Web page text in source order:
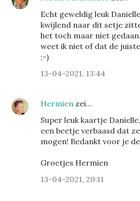
Echt geweldig leuk
kwijlend naar dit setje
het toch maar niet
weet ik niet of dat de
;-)
13-04-2021, 13:44
Hermien zei…
Super leuk kaartje
een beetje verbaasd dat
mogen! Bedankt voor je
Groetjes Hermien
13-04-2021, 20:11